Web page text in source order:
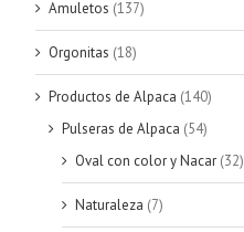
Amuletos (137)
Orgonitas (18)
Productos de Alpaca (140)
Pulseras de Alpaca (54)
Oval con color y Nacar (32)
Naturaleza (7)